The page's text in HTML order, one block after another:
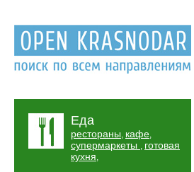
Еда
рестораны, кафе,
супермаркеты , готовая
кухня,